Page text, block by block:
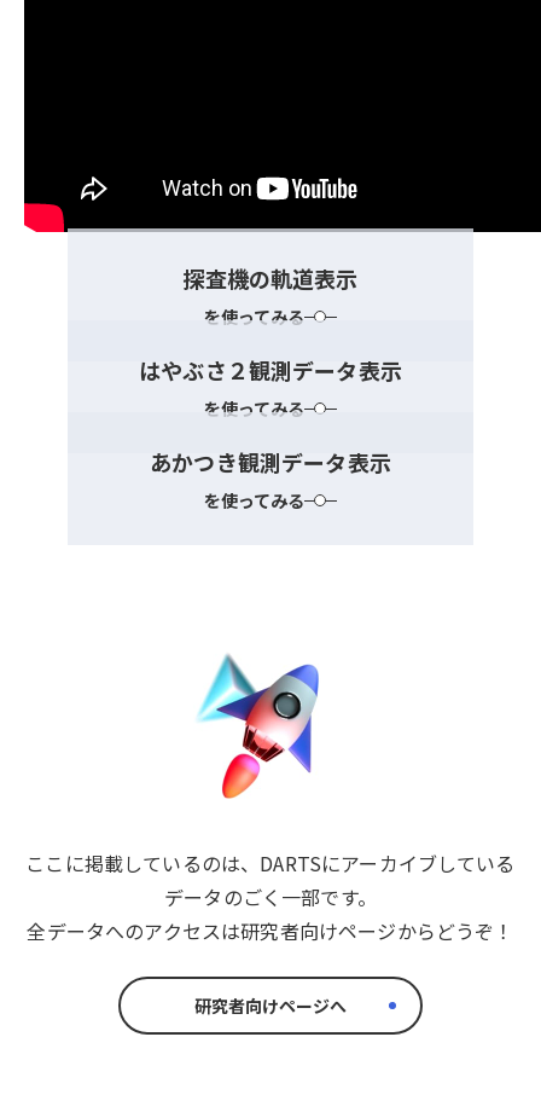
探査機の軌道表示
を使ってみる
はやぶさ２観測データ表示
を使ってみる
あかつき観測データ表示
を使ってみる
ここに掲載しているのは、DARTSにアーカイブしている
データのごく一部です。
全データへのアクセスは研究者向けページからどうぞ！
研究者向けページへ